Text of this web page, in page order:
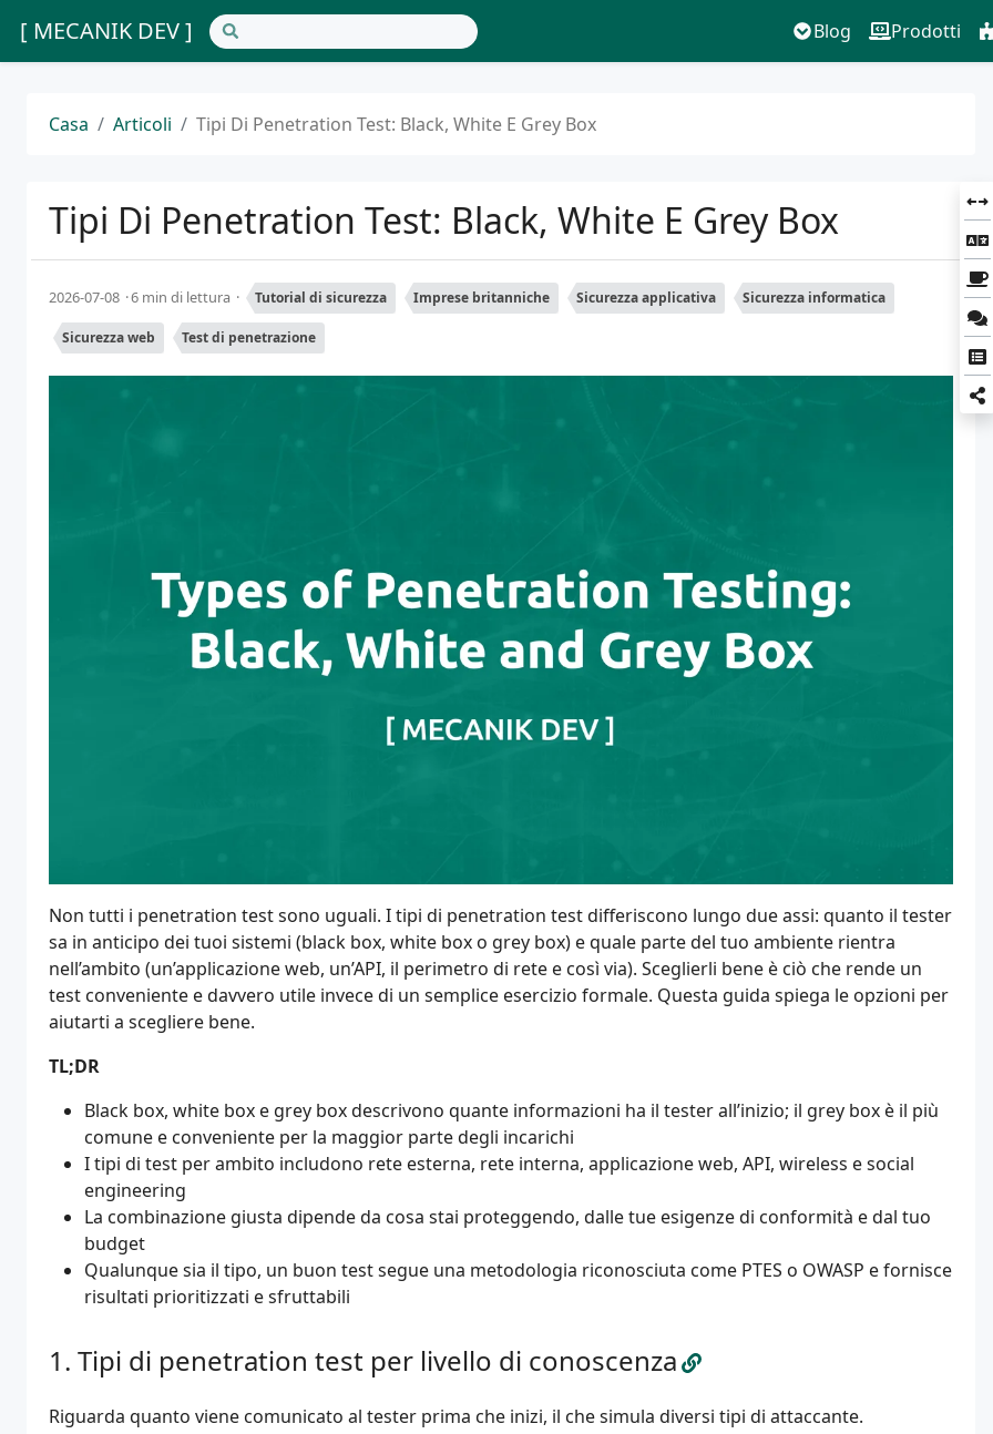
[ MECANIK DEV ] Blog Prodotti
Casa Articoli Tipi Di Penetration Test: Black, White E Grey Box
Tipi Di Penetration Test: Black, White E Grey Box
2026-07-08 6 min di lettura Tutorial di sicurezza Imprese britanniche Sicurezza applicativa Sicurezza informatica
Sicurezza web Test di penetrazione
Non tutti i penetration test sono uguali. I tipi di penetration test differiscono lungo due assi: quanto il tester
sa in anticipo dei tuoi sistemi (black box, white box o grey box) e quale parte del tuo ambiente rientra
nell’ambito (un’applicazione web, un’API, il perimetro di rete e così via). Sceglierli bene è ciò che rende un
test conveniente e davvero utile invece di un semplice esercizio formale. Questa guida spiega le opzioni per
aiutarti a scegliere bene.
TL;DR
Black box, white box e grey box descrivono quante informazioni ha il tester all’inizio; il grey box è il più
comune e conveniente per la maggior parte degli incarichi
I tipi di test per ambito includono rete esterna, rete interna, applicazione web, API, wireless e social
engineering
La combinazione giusta dipende da cosa stai proteggendo, dalle tue esigenze di conformità e dal tuo
budget
Qualunque sia il tipo, un buon test segue una metodologia riconosciuta come PTES o OWASP e fornisce
risultati prioritizzati e sfruttabili
Tipi di penetration test per livello di conoscenza
Riguarda quanto viene comunicato al tester prima che inizi, il che simula diversi tipi di attaccante.